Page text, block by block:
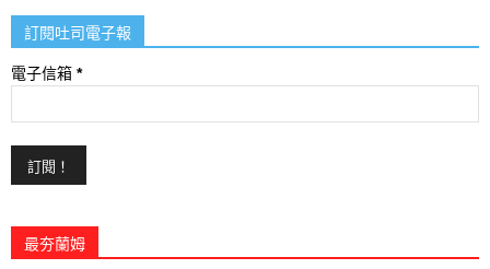
訂閱吐司電子報
電子信箱 *
最夯蘭姆